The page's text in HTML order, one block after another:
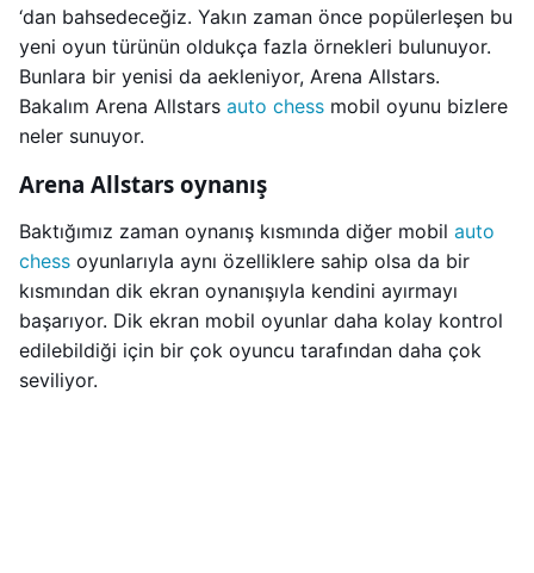
‘dan bahsedeceğiz. Yakın zaman önce popülerleşen bu
yeni oyun türünün oldukça fazla örnekleri bulunuyor.
Bunlara bir yenisi da aekleniyor, Arena Allstars.
Bakalım Arena Allstars auto chess mobil oyunu bizlere
neler sunuyor.
Arena Allstars oynanış
Baktığımız zaman oynanış kısmında diğer mobil auto
chess oyunlarıyla aynı özelliklere sahip olsa da bir
kısmından dik ekran oynanışıyla kendini ayırmayı
başarıyor. Dik ekran mobil oyunlar daha kolay kontrol
edilebildiği için bir çok oyuncu tarafından daha çok
seviliyor.